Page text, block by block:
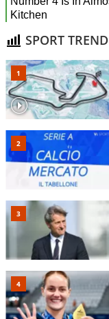
SPORT TREND